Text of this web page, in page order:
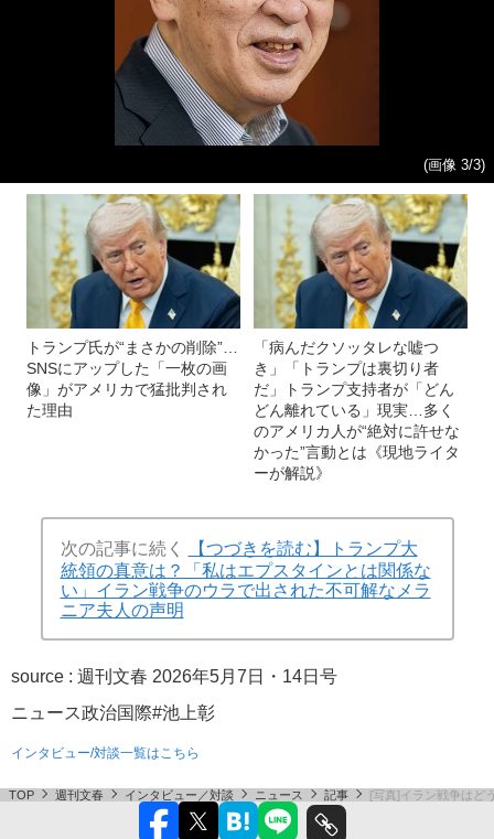
(画像 3/3)
トランプ氏が“まさかの削除”…
SNSにアップした「一枚の画
像」がアメリカで猛批判され
た理由
「病んだクソッタレな嘘つ
き」「トランプは裏切り者
だ」トランプ支持者が「どん
どん離れている」現実…多く
のアメリカ人が“絶対に許せな
かった”言動とは《現地ライタ
ーが解説》
次の記事に続く
【つづきを読む】トランプ大
統領の真意は？「私はエプスタインとは関係な
い」イラン戦争のウラで出された不可解なメラ
ニア夫人の声明
source : 週刊文春 2026年5月7日・14日号
ニュース政治国際#池上彰
インタビュー/対談一覧はこちら
TOP 週刊文春 インタビュー／対談 ニュース 記事 [写真]イラン戦争はど